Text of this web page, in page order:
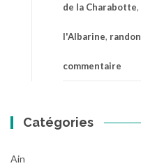
de la Charabotte,
l'Albarine,
commentaire
Catégories
Ain